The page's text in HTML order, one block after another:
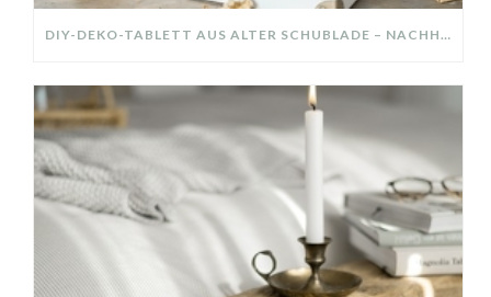
DIY-DEKO-TABLETT AUS ALTER SCHUBLADE – NACHHALTIGE HERBSTDEKO SELBER MACHEN!